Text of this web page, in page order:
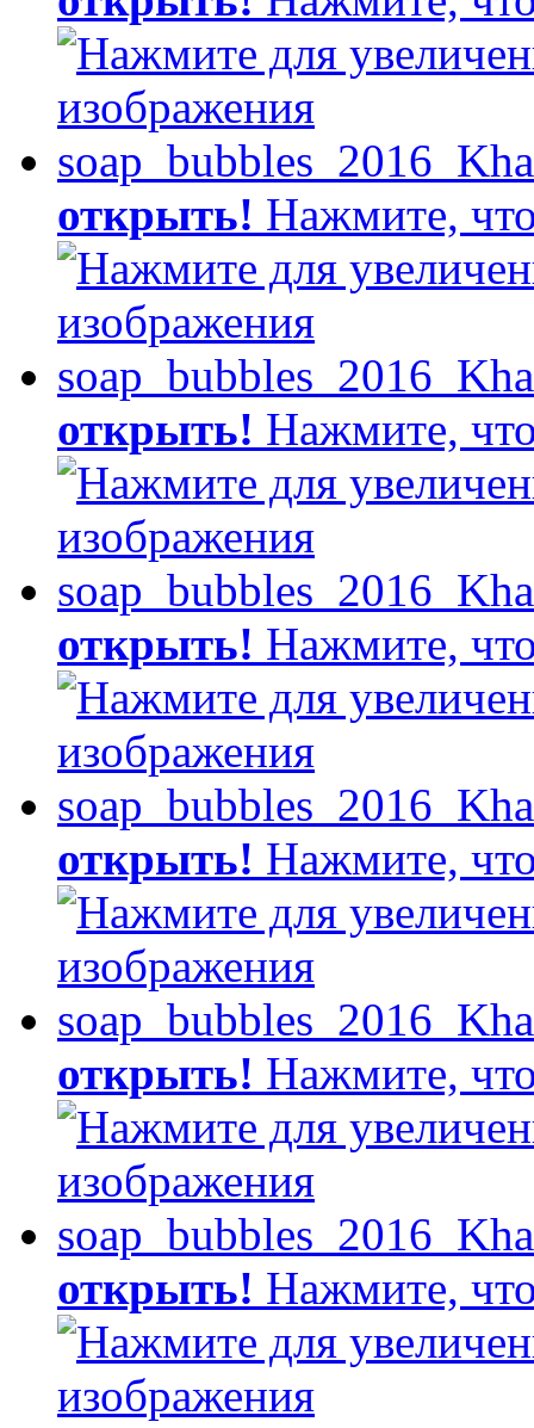
открыть! Нажмите,
открыть! Нажмите,
открыть! Нажмите,
открыть! Нажмите,
открыть! Нажмите,
открыть! Нажмите,